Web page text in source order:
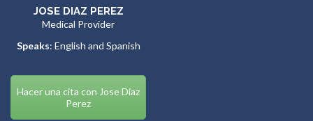
JOSE DIAZ PEREZ
Medical Provider
Speaks: English and Spanish
Hacer una cita con Jose Diaz
Perez